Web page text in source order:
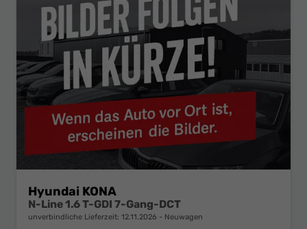
Hyundai KONA
N-Line 1.6 T-GDI 7-Gang-DCT
unverbindliche Lieferzeit: 12.11.2026 Neuwagen